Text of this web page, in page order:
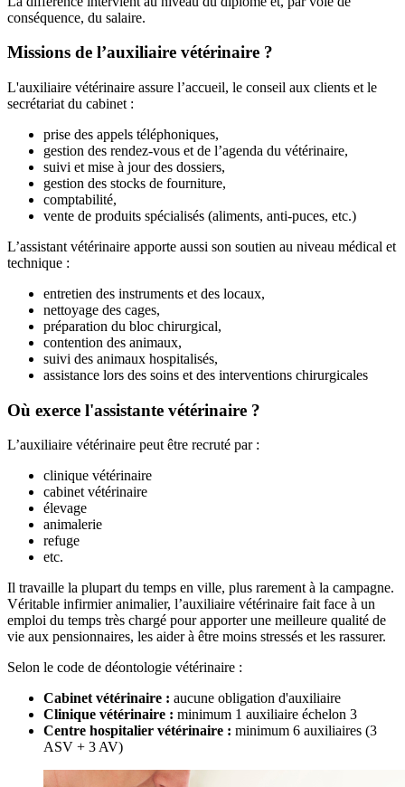
conséquence, du salaire.
Missions de l’auxiliaire vétérinaire ?
L'auxiliaire vétérinaire assure l’accueil, le conseil aux clients et le
secrétariat du cabinet :
prise des appels téléphoniques,
gestion des rendez-vous et de l’agenda du vétérinaire,
suivi et mise à jour des dossiers,
gestion des stocks de fourniture,
comptabilité,
vente de produits spécialisés (aliments, anti-puces, etc.)
L’assistant vétérinaire apporte aussi son soutien au niveau médical et
technique :
entretien des instruments et des locaux,
nettoyage des cages,
préparation du bloc chirurgical,
contention des animaux,
suivi des animaux hospitalisés,
assistance lors des soins et des interventions chirurgicales
Où exerce l'assistante vétérinaire ?
L’auxiliaire vétérinaire peut être recruté par :
clinique vétérinaire
cabinet vétérinaire
élevage
animalerie
refuge
etc.
Il travaille la plupart du temps en ville, plus rarement à la campagne.
Véritable infirmier animalier, l’auxiliaire vétérinaire fait face à un
emploi du temps très chargé pour apporter une meilleure qualité de
vie aux pensionnaires, les aider à être moins stressés et les rassurer.
Selon le code de déontologie vétérinaire :
Cabinet vétérinaire : aucune obligation d'auxiliaire
Clinique vétérinaire : minimum 1 auxiliaire échelon 3
Centre hospitalier vétérinaire : minimum 6 auxiliaires (3
ASV + 3 AV)